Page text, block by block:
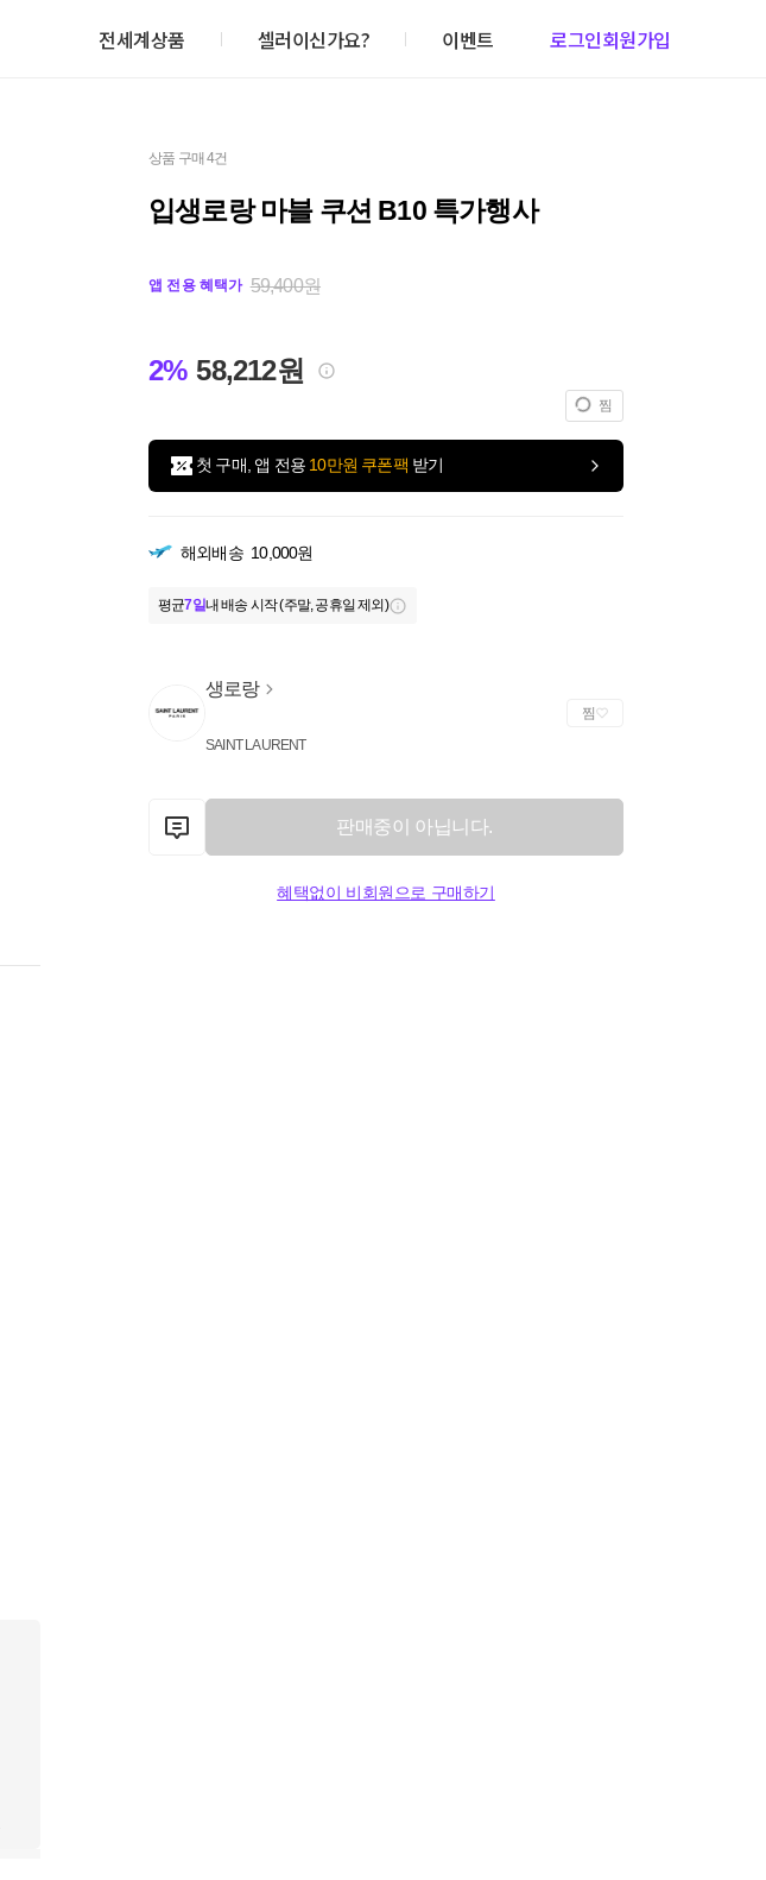
전세계상품 셀러이신가요? 이벤트 로그인회원가입
상품 구매 4건
입생로랑 마블 쿠션 B10 특가행사
앱 전용 혜택가 59,400원
2% 58,212원
찜
첫 구매, 앱 전용 10만원 쿠폰팩 받기
해외배송 10,000원
평균7일내 배송 시작 (주말, 공휴일 제외)
생로랑
SAINT LAURENT
찜
판매중이 아닙니다.
혜택없이 비회원으로 구매하기